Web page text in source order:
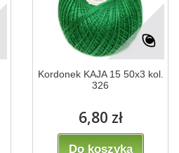
Kordonek KAJA 15 50x3 kol.
326
6,80 zł
Do koszyka